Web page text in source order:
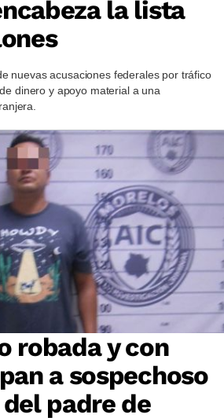
la lista
nuevas acusaciones federales por tráfico
dinero y apoyo material a una
robada y con
a sospechoso
padre de